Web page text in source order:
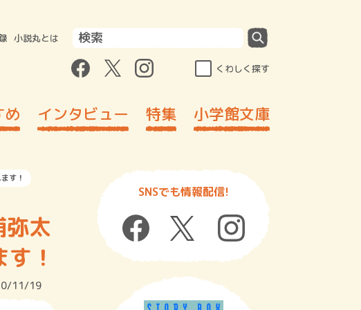
小説丸とは
くわしく探す
め インタビュー 特集 小学館文庫
す！
太
！
11/19
SNSでも情報配信!